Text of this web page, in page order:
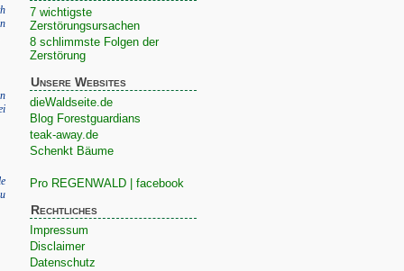
7 wichtigste
Zerstörungsursachen
8 schlimmste Folgen der
Zerstörung
Unsere Websites
dieWaldseite.de
Blog Forestguardians
teak-away.de
Schenkt Bäume
Pro REGENWALD | facebook
Rechtliches
Impressum
Disclaimer
Datenschutz